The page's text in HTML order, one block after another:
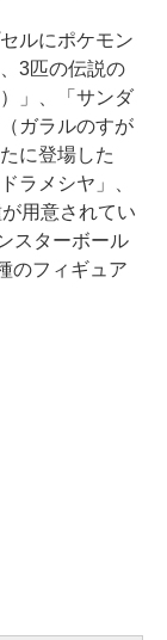
ルにポケモン
3匹の伝説の
」、「サンダ
ガラルのすが
に登場した
ラメシヤ」、
用意されてい
スターボール
のフィギュア